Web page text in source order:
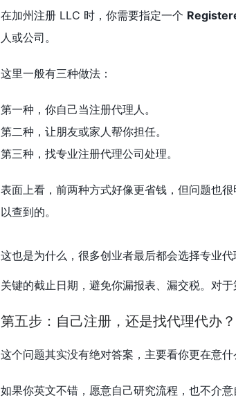
在加州注册 LLC 时，你需要指定一个
人或公司。
这里一般有三种做法：
第一种，你自己当注册代理人。
第二种，让朋友或家人帮你担任。
第三种，找专业注册代理公司处理。
表面上看，前两种方式好像更省钱，但问题也很
以查到的。
这也是为什么，很多创业者最后都会选择专业代
关键的截止日期，避免你漏报表、漏交税。对
第五步：自己注册，还是找代理代办？
这个问题其实没有绝对答案，主要看你更在意什
如果你英文不错，愿意自己研究流程，也不介